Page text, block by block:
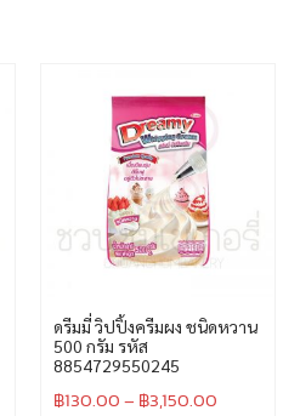
ดรีมมี่ วิปปิ้งครีมผง ชนิดหวาน
500 กรัม รหัส
8854729550245
฿130.00– ฿3,150.00